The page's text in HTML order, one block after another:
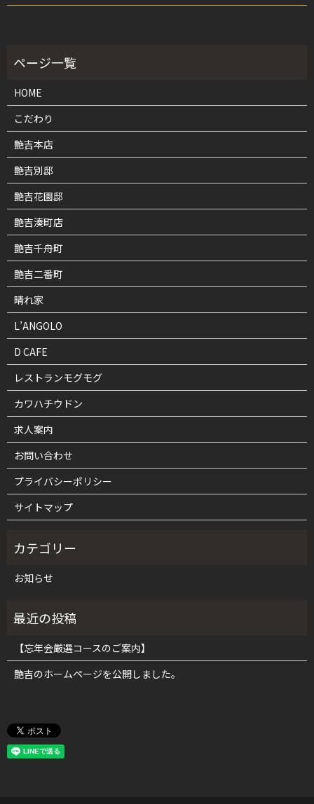
HOME
こだわり
艶吉本店
艶吉別邸
艶吉花園邸
艶吉湊町店
艶吉千舟町
艶吉二番町
晴れ家
L’ANGOLO
D CAFE
レストランモグモグ
カワハチウドン
求人案内
お問い合わせ
プライバシーポリシー
サイトマップ
お知らせ
【忘年会厳選コースのご案内】
艶吉のホームページを公開しました。